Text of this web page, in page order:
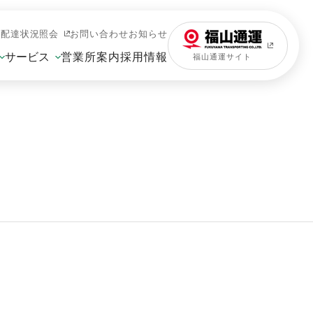
配達状況照会 新しいウィンドウで開きます
お問い合わせお知らせ
サービス 営業所案内採用情報 福山通運サイト 新しいウィン